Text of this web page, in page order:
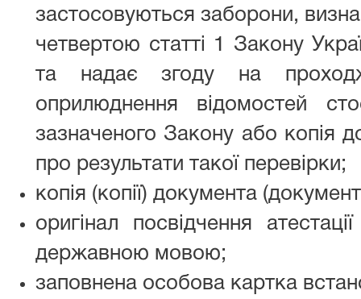
застосовуються заборони,
четвертою статті 1 Закону
та надає згоду на
оприлюднення відомостей
зазначеного Закону або копія
про результати такої перевірки;
копія (копії) документа
оригінал посвідчення
державною мовою;
заповнена особова картка